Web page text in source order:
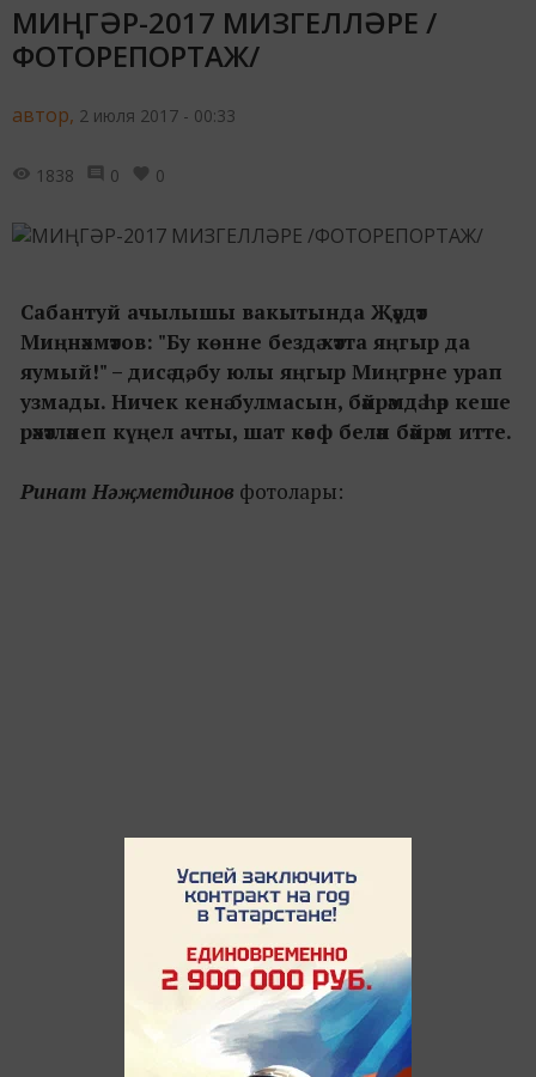
МИҢГӘР-2017 МИЗГЕЛЛӘРЕ /
ФОТОРЕПОРТАЖ/
автор, 2 июля 2017 - 00:33
1838 0 0
Сабантуй ачылышы вакытында Җәүдәт
Миңнәхмәтов: "Бу көнне бездә хәтта яңгыр да
яумый!" – дисә дә, бу юлы яңгыр Миңгәрне урап
узмады. Ничек кенә булмасын, бәйрәмдә һәр кеше
рәхәтләнеп күңел ачты, шат кәеф белән бәйрәм итте.
Ринат Нәҗметдинов фотолары: